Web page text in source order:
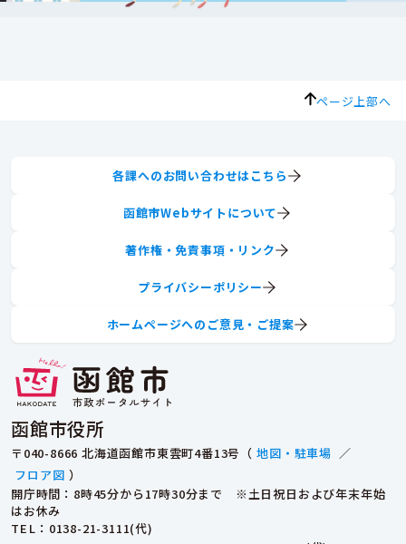
ページ上部へ
函館市役所
〒040-8666 北海道函館市東雲町4番13号（ 地図・駐車場 ／
フロア図 ）
開庁時間：8時45分から17時30分まで ※土日祝日および年末年始
はお休み
TEL ：0138-21-3111(代)
各課へのお問い合わせはこちら
函館市Webサイトについて
著作権・免責事項・リンク
プライバシーポリシー
ホームページへのご意見・ご提案